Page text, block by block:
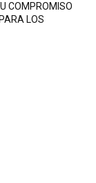
COMPROMISO
LOS